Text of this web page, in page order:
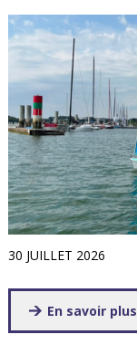
30 JUILLET 2026
En savoir plus